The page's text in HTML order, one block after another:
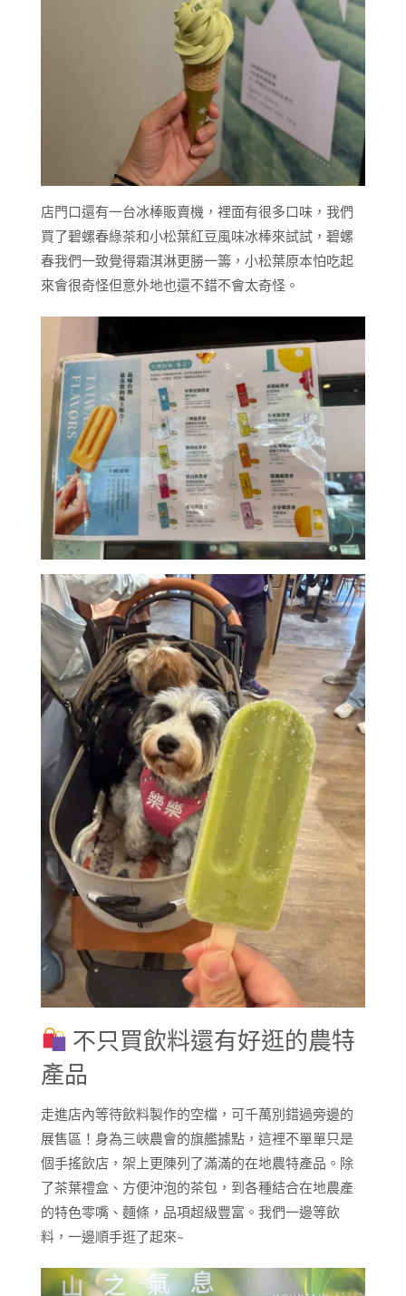
店門口還有一台冰棒販賣機，裡面有很多口味，我們
買了碧螺春綠茶和小松葉紅豆風味冰棒來試試，碧螺
春我們一致覺得霜淇淋更勝一籌，小松葉原本怕吃起
來會很奇怪但意外地也還不錯不會太奇怪。
不只買飲料還有好逛的農特
產品
走進店內等待飲料製作的空檔，可千萬別錯過旁邊的
展售區！身為三峽農會的旗艦據點，這裡不單單只是
個手搖飲店，架上更陳列了滿滿的在地農特產品。除
了茶葉禮盒、方便沖泡的茶包，到各種結合在地農產
的特色零嘴、麵條，品項超級豐富。我們一邊等飲
料，一邊順手逛了起來~